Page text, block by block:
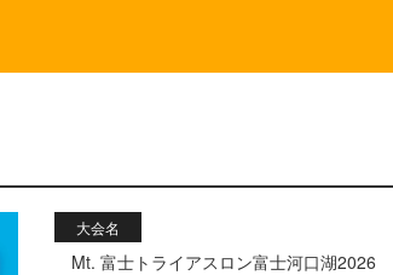
大会名
Mt. 富士トライアスロン富士河口湖2026